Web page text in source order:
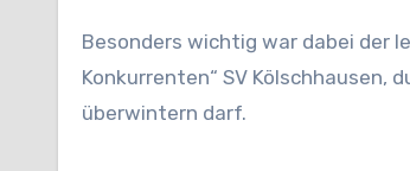
Besonders wichtig war dabei der
Konkurrenten“ SV Kölschhausen,
überwintern darf.